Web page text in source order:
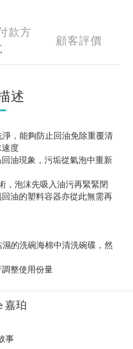
款方
顧客評價
述
淨，能夠防止回油免除重覆清
度
油現象，污垢從氣泡中重新
，泡沫先吸入油污再緊緊閉
油的塑料容器亦從此無需再
的洗碗海棉中清洗碗碟，然
調整使用份量
嘉珀
事